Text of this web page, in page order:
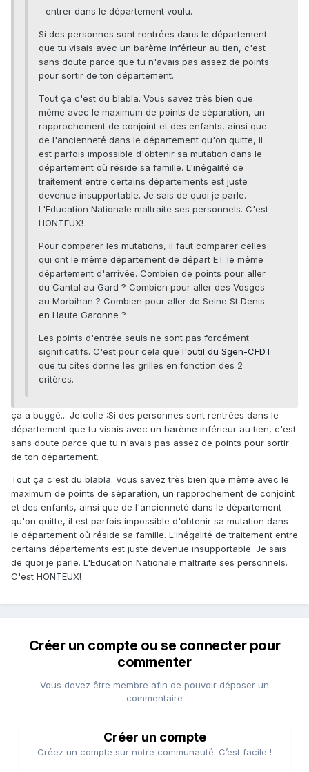
- entrer dans le département voulu.
Si des personnes sont rentrées dans le département
que tu visais avec un barème inférieur au tien, c'est
sans doute parce que tu n'avais pas assez de points
pour sortir de ton département.
Tout ça c'est du blabla. Vous savez très bien que
même avec le maximum de points de séparation, un
rapprochement de conjoint et des enfants, ainsi que
de l'ancienneté dans le département qu'on quitte, il
est parfois impossible d'obtenir sa mutation dans le
département où réside sa famille. L'inégalité de
traitement entre certains départements est juste
devenue insupportable. Je sais de quoi je parle.
L'Education Nationale maltraite ses personnels. C'est
HONTEUX!
Pour comparer les mutations, il faut comparer celles
qui ont le même département de départ ET le même
département d'arrivée. Combien de points pour aller
du Cantal au Gard ? Combien pour aller des Vosges
au Morbihan ? Combien pour aller de Seine St Denis
en Haute Garonne ?
Les points d'entrée seuls ne sont pas forcément
significatifs. C'est pour cela que l'outil du Sgen-CFDT
que tu cites donne les grilles en fonction des 2
critères.
ça a buggé... Je colle :Si des personnes sont rentrées dans le
département que tu visais avec un barème inférieur au tien, c'est
sans doute parce que tu n'avais pas assez de points pour sortir
de ton département.
Tout ça c'est du blabla. Vous savez très bien que même avec le
maximum de points de séparation, un rapprochement de conjoint
et des enfants, ainsi que de l'ancienneté dans le département
qu'on quitte, il est parfois impossible d'obtenir sa mutation dans
le département où réside sa famille. L'inégalité de traitement entre
certains départements est juste devenue insupportable. Je sais
de quoi je parle. L'Education Nationale maltraite ses personnels.
C'est HONTEUX!
Créer un compte ou se connecter pour
commenter
Vous devez être membre afin de pouvoir déposer un
commentaire
Créer un compte
Créez un compte sur notre communauté. C’est facile !